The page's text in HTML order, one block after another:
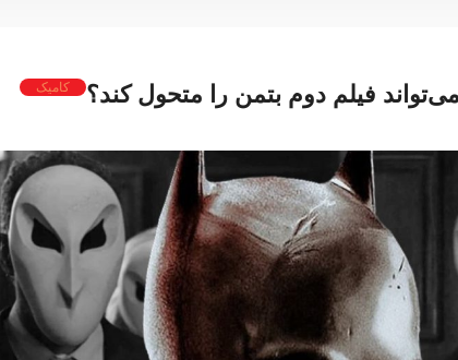
فیلم دوم بتمن را متحول کند؟ کامیک